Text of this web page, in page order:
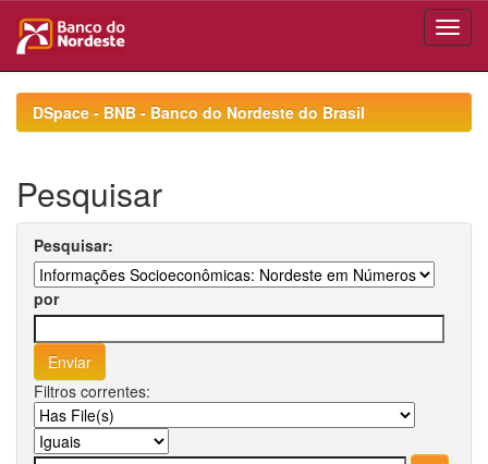
navigationDSpace - BNB - Banco do Nordeste do Brasil
Pesquisar
Pesquisar:
por
Filtros correntes: